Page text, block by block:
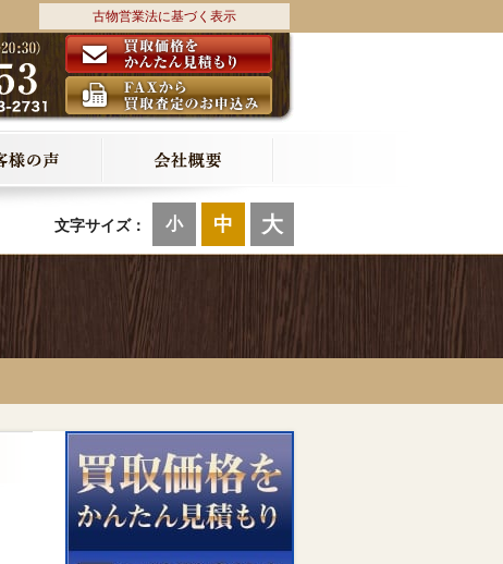
古物営業法に基づく表示
文字サイズ： 小 中 大